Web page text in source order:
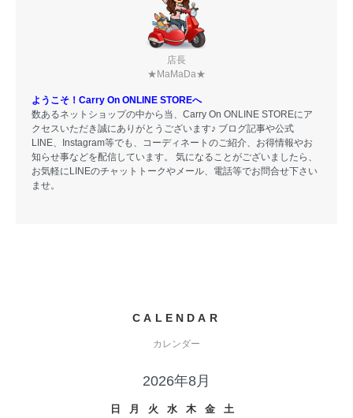
店長
★MaMaDa★
ようこそ！Carry On ONLINE STOREへ
数あるネットショップの中から当、Carry On ONLINE STOREにア
クセスいただき誠にありがとうございます♪ ブログ記事や公式
LINE、Instagram等でも、コーディネートのご紹介、お得情報やお
知らせ事などを配信しています。 気になることがございましたら、
お気軽にLINEのチャットトークやメール、電話等でお問合せ下さい
ませ。
CALENDAR
カレンダー
2026年8月
日 月 火 水 木 金 土